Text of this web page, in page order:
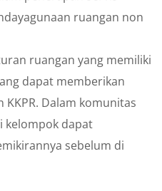
ruangan non
ruangan yang memiliki
dapat memberikan
Dalam komunitas
kelompok dapat
sebelum di